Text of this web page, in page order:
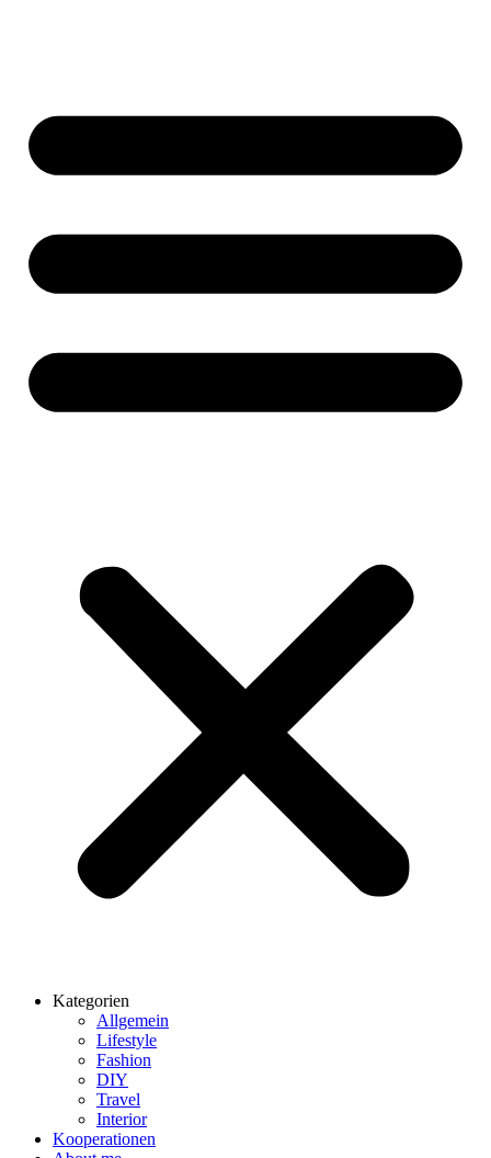
Kategorien
Allgemein
Lifestyle
Fashion
DIY
Travel
Interior
Kooperationen